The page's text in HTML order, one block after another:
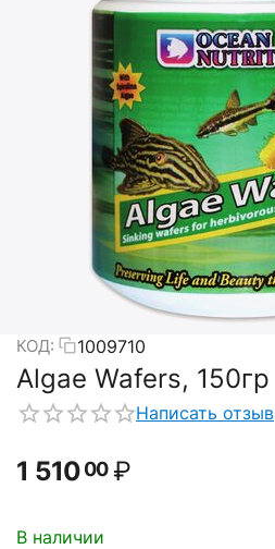
КОД: 1009710
Algae Wafers, 150гр
Написать отзыв
1 51000 ₽
В наличии